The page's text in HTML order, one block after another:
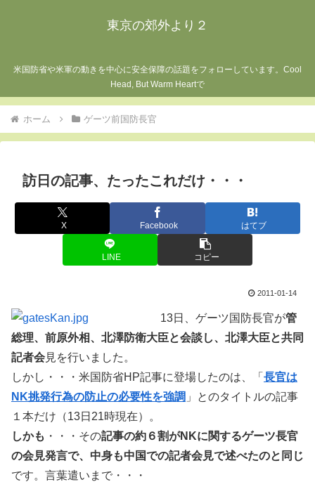
東京の郊外より２
米国防省や米軍の動きを中心に安全保障の話題をフォローしています。Cool
Head, But Warm Heartで
ホーム ゲーツ前国防長官
訪日の記事、たったこれだけ・・・
X Facebook はてブ
LINE コピー
2011-01-14
13日、ゲーツ国防長官が管
総理、前原外相、北澤防衛大臣と会談し、北澤大臣と共同
記者会見を行いました。
しかし・・・米国防省HP記事に登場したのは、「 長官は
NK挑発行為の防止の必要性を強調 」とのタイトルの記事
１本だけ（13日21時現在）。
しかも ・・・その記事の約６割がNKに関するゲーツ長官
の会見発言で、中身も中国での記者会見で述べたのと同じ
です。言葉遣いまで・・・